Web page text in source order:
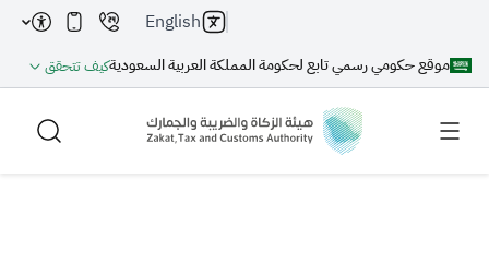
موقع حكومي رسمي تابع لحكومة المملكة العربية السعوديةكيف تتحقق
English